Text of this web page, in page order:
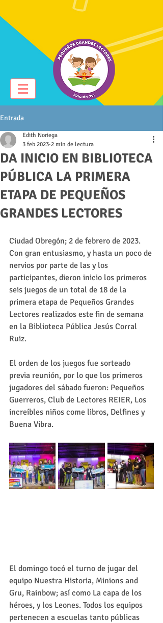
Entrada
DA INICIO EN BIBLIOTECA
PÚBLICA LA PRIMERA
ETAPA DE PEQUEÑOS
GRANDES LECTORES
Edith Noriega
3 feb 2023 2 min de lectura
Ciudad Obregón; 2 de febrero de 2023.
Con gran entusiasmo, y hasta un poco de
nervios por parte de las y los
participantes, dieron inicio los primeros
seis juegos de un total de 18 de la
primera etapa de Pequeños Grandes
Lectores realizados este fin de semana
en la Biblioteca Pública Jesús Corral
Ruiz.
El orden de los juegos fue sorteado
previa reunión, por lo que los primeros
jugadores del sábado fueron: Pequeños
Guerreros, Club de Lectores REIER, Los
increíbles niños come libros, Delfines y
Buena Vibra.
El domingo tocó el turno de jugar del
equipo Nuestra Historia, Minions and
Gru, Rainbow; así como La capa de los
héroes, y los Leones. Todos los equipos
pertenecen a escuelas tanto públicas